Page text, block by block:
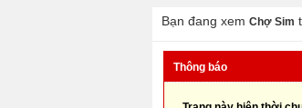
Bạn đang xem Chợ Sim
Thông báo